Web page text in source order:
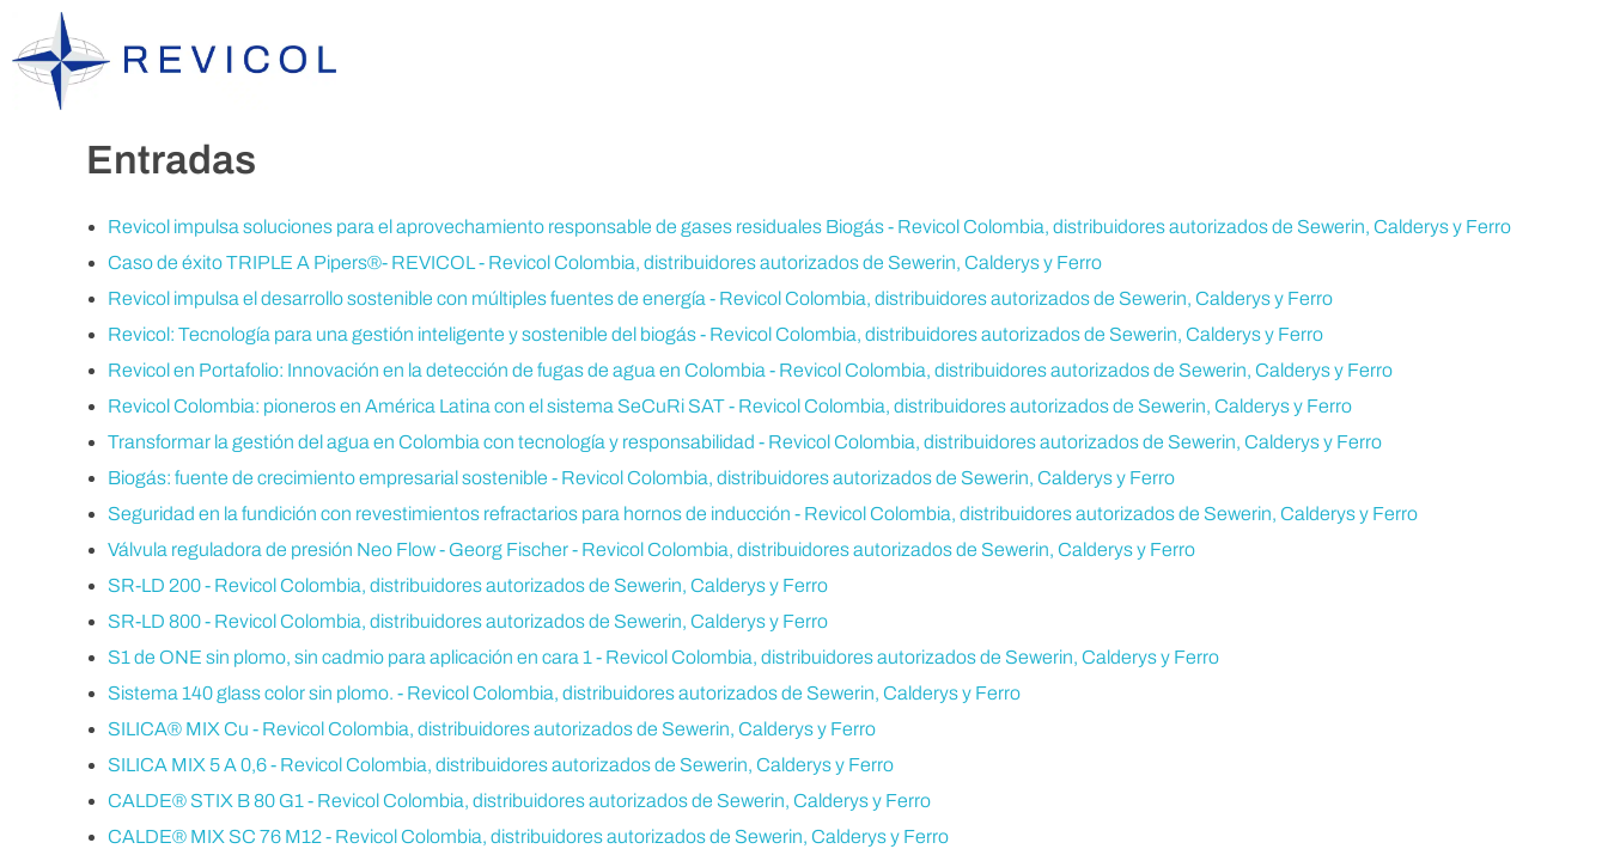
Entradas
Revicol impulsa soluciones para el aprovechamiento responsable de gases residuales Biogás - Revicol Colombia, distribuidores autorizados de Sewerin, Calderys y Ferro
Caso de éxito TRIPLE A Pipers®- REVICOL - Revicol Colombia, distribuidores autorizados de Sewerin, Calderys y Ferro
Revicol impulsa el desarrollo sostenible con múltiples fuentes de energía - Revicol Colombia, distribuidores autorizados de Sewerin, Calderys y Ferro
Revicol: Tecnología para una gestión inteligente y sostenible del biogás - Revicol Colombia, distribuidores autorizados de Sewerin, Calderys y Ferro
Revicol en Portafolio: Innovación en la detección de fugas de agua en Colombia - Revicol Colombia, distribuidores autorizados de Sewerin, Calderys y Ferro
Revicol Colombia: pioneros en América Latina con el sistema SeCuRi SAT - Revicol Colombia, distribuidores autorizados de Sewerin, Calderys y Ferro
Transformar la gestión del agua en Colombia con tecnología y responsabilidad - Revicol Colombia, distribuidores autorizados de Sewerin, Calderys y Ferro
Biogás: fuente de crecimiento empresarial sostenible - Revicol Colombia, distribuidores autorizados de Sewerin, Calderys y Ferro
Seguridad en la fundición con revestimientos refractarios para hornos de inducción - Revicol Colombia, distribuidores autorizados de Sewerin, Calderys y Ferro
Válvula reguladora de presión Neo Flow - Georg Fischer - Revicol Colombia, distribuidores autorizados de Sewerin, Calderys y Ferro
SR-LD 200 - Revicol Colombia, distribuidores autorizados de Sewerin, Calderys y Ferro
SR-LD 800 - Revicol Colombia, distribuidores autorizados de Sewerin, Calderys y Ferro
S1 de ONE sin plomo, sin cadmio para aplicación en cara 1 - Revicol Colombia, distribuidores autorizados de Sewerin, Calderys y Ferro
Sistema 140 glass color sin plomo. - Revicol Colombia, distribuidores autorizados de Sewerin, Calderys y Ferro
SILICA® MIX Cu - Revicol Colombia, distribuidores autorizados de Sewerin, Calderys y Ferro
SILICA MIX 5 A 0,6 - Revicol Colombia, distribuidores autorizados de Sewerin, Calderys y Ferro
CALDE® STIX B 80 G1 - Revicol Colombia, distribuidores autorizados de Sewerin, Calderys y Ferro
CALDE® MIX SC 76 M12 - Revicol Colombia, distribuidores autorizados de Sewerin, Calderys y Ferro